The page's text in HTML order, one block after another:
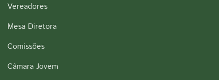
Vereadores
Mesa Diretora
Comissões
Câmara Jovem